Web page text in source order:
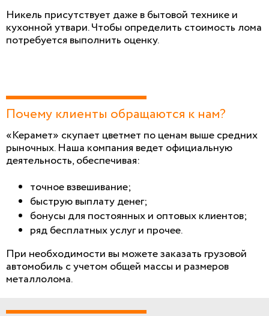
Никель присутствует даже в бытовой технике и
кухонной утвари. Чтобы определить стоимость лома
потребуется выполнить оценку.
Почему клиенты обращаются к нам?
«Керамет» скупает цветмет по ценам выше средних
рыночных. Наша компания ведет официальную
деятельность, обеспечивая:
точное взвешивание;
быструю выплату денег;
бонусы для постоянных и оптовых клиентов;
ряд бесплатных услуг и прочее.
При необходимости вы можете заказать грузовой
автомобиль с учетом общей массы и размеров
металлолома.